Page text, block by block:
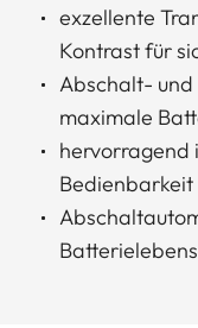
exzellente
Kontrast für
Abschalt-
maximale
hervorragend